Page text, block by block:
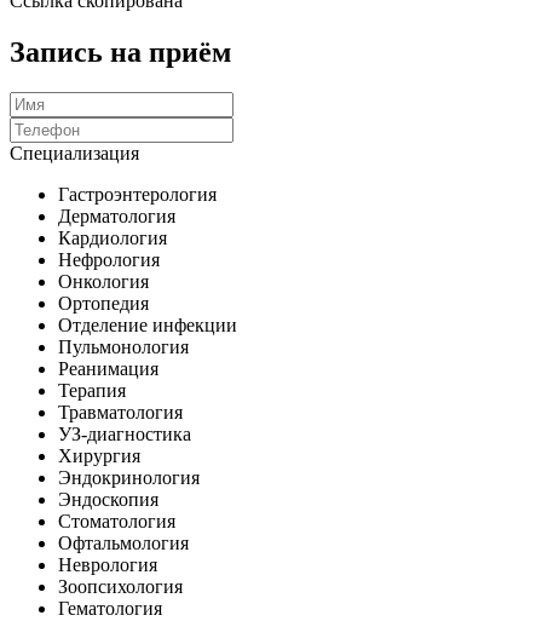
Запись на приём
Специализация
Гастроэнтерология
Дерматология
Кардиология
Нефрология
Онкология
Ортопедия
Отделение инфекции
Пульмонология
Реанимация
Терапия
Травматология
УЗ-диагностика
Хирургия
Эндокринология
Эндоскопия
Стоматология
Офтальмология
Неврология
Зоопсихология
Гематология